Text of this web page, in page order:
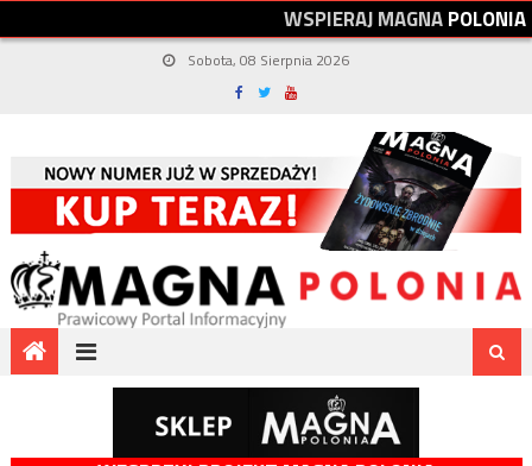
WSPIERAJMAGNAPOLONIA
Sobota, 08 Sierpnia 2026